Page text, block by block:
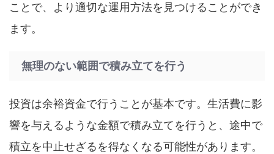
ことで、より適切な運用方法を見つけることができ
ます。
無理のない範囲で積み立てを行う
投資は余裕資金で行うことが基本です。生活費に影
響を与えるような金額で積み立てを行うと、途中で
積立を中止せざるを得なくなる可能性があります。